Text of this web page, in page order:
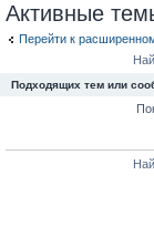
Активные
Перейти к
Подходящих тем или